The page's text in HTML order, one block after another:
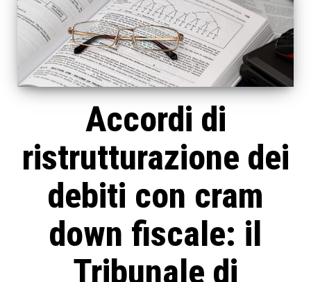
Accordi di
ristrutturazione dei
debiti con cram
down fiscale: il
Tribunale di